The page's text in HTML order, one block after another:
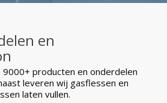
en
producten en onderdelen
leveren wij gasflessen en
laten vullen.